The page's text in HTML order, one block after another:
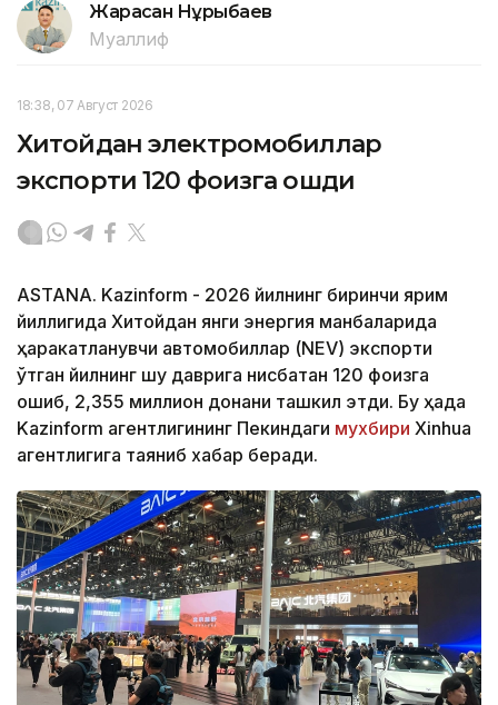
Жарасқан Нұрыбаев
Муаллиф
18:38, 07 Август 2026
Хитойдан электромобиллар
экспорти 120 фоизга ошди
ASTANA. Kazinform - 2026 йилнинг биринчи ярим
йиллигида Хитойдан янги энергия манбаларида
ҳаракатланувчи автомобиллар (NEV) экспорти
ўтган йилнинг шу даврига нисбатан 120 фоизга
ошиб, 2,355 миллион донани ташкил этди. Бу ҳақда
Kazinform агентлигининг Пекиндаги мухбири Xinhua
агентлигига таяниб хабар беради.